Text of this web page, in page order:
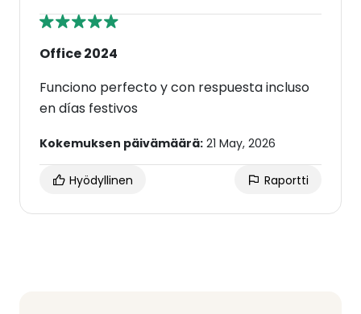
Office 2024
Funciono perfecto y con respuesta incluso
en días festivos
Kokemuksen päivämäärä: 21 May, 2026
Hyödyllinen Raportti